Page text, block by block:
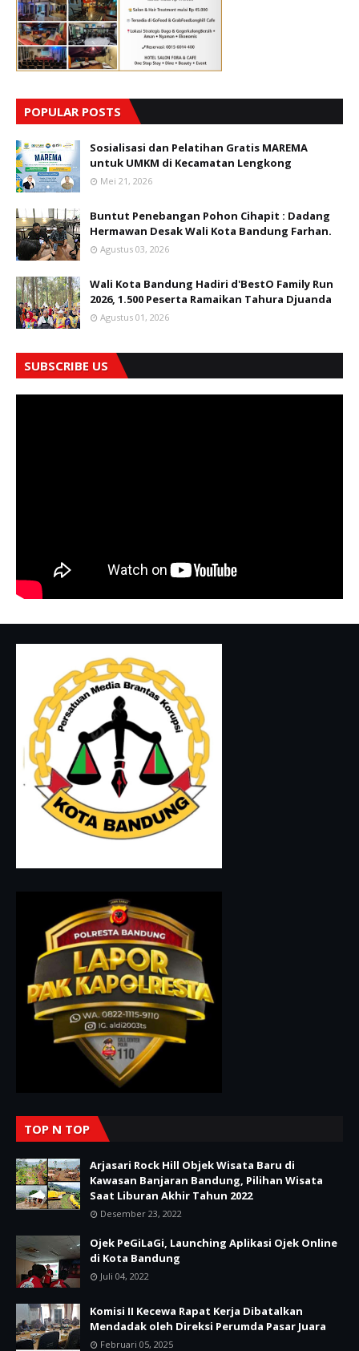
POPULAR POSTS
Sosialisasi dan Pelatihan Gratis MAREMA
untuk UMKM di Kecamatan Lengkong
Mei 21, 2026
Buntut Penebangan Pohon Cihapit : Dadang
Hermawan Desak Wali Kota Bandung Farhan.
Agustus 03, 2026
Wali Kota Bandung Hadiri d'BestO Family Run
2026, 1.500 Peserta Ramaikan Tahura Djuanda
Agustus 01, 2026
SUBSCRIBE US
TOP N TOP
Arjasari Rock Hill Objek Wisata Baru di
Kawasan Banjaran Bandung, Pilihan Wisata
Saat Liburan Akhir Tahun 2022
Desember 23, 2022
Ojek PeGiLaGi, Launching Aplikasi Ojek Online
di Kota Bandung
Juli 04, 2022
Komisi II Kecewa Rapat Kerja Dibatalkan
Mendadak oleh Direksi Perumda Pasar Juara
Februari 05, 2025